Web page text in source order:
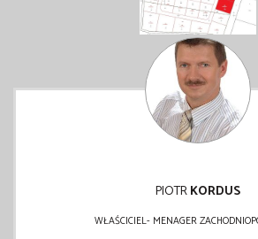
PIOTRKORDUS
WŁAŚCICIEL- MENAGER